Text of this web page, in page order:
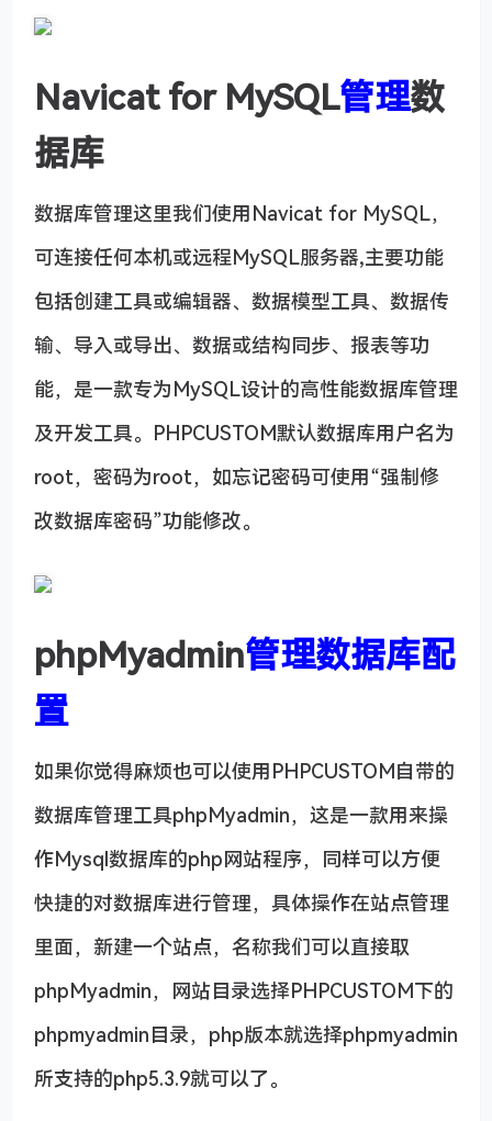
Navicat for MySQL管理数
据库
数据库管理这里我们使用Navicat for MySQL，
可连接任何本机或远程MySQL服务器,主要功能
包括创建工具或编辑器、数据模型工具、数据传
输、导入或导出、数据或结构同步、报表等功
能，是一款专为MySQL设计的高性能数据库管理
及开发工具。PHPCUSTOM默认数据库用户名为
root，密码为root，如忘记密码可使用“强制修
改数据库密码”功能修改。
phpMyadmin管理数据库配
置
如果你觉得麻烦也可以使用PHPCUSTOM自带的
数据库管理工具phpMyadmin，这是一款用来操
作Mysql数据库的php网站程序，同样可以方便
快捷的对数据库进行管理，具体操作在站点管理
里面，新建一个站点，名称我们可以直接取
phpMyadmin，网站目录选择PHPCUSTOM下的
phpmyadmin目录，php版本就选择phpmyadmin
所支持的php5.3.9就可以了。